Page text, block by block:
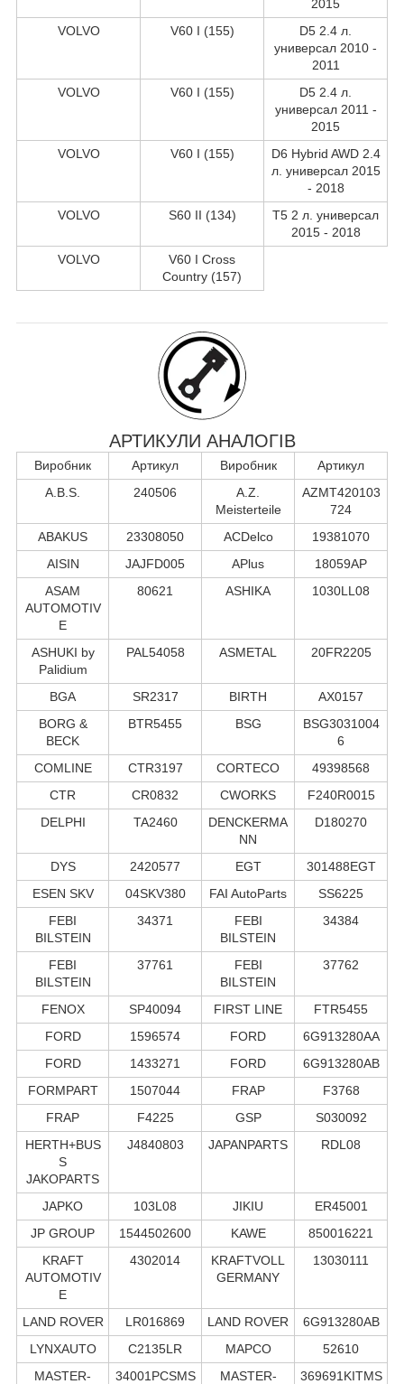
2015
VOLVO
V60 I (155)
D5 2.4 л.
универсал 2010 -
2011
VOLVO
V60 I (155)
D5 2.4 л.
универсал 2011 -
2015
VOLVO
V60 I (155)
D6 Hybrid AWD 2.4
л. универсал 2015
- 2018
VOLVO
S60 II (134)
T5 2 л. универсал
2015 - 2018
VOLVO
V60 I Cross
Country (157)
АРТИКУЛИ АНАЛОГІВ
Виробник Артикул Виробник
Артикул
A.B.S.
240506
A.Z.
Meisterteile
AZMT420103
724
ABAKUS
23308050 ACDelco
19381070
AISIN
JAJFD005 APlus
18059AP
ASAM
AUTOMOTIV
E
80621 ASHIKA 1030LL08
ASHUKI by
Palidium
PAL54058 ASMETAL 20FR2205
BGA SR2317 BIRTH
AX0157
BORG &
BECK
BTR5455 BSG
BSG3031004
6
COMLINE
CTR3197 CORTECO
49398568
CTR
CR0832 CWORKS
F240R0015
DELPHI
TA2460
DENCKERMA
NN
D180270
DYS 2420577 EGT
301488EGT
ESEN SKV
04SKV380 FAI AutoParts
SS6225
FEBI
BILSTEIN
34371
FEBI
BILSTEIN
34384
FEBI
BILSTEIN
37761
FEBI
BILSTEIN
37762
FENOX SP40094 FIRST LINE
FTR5455
FORD
1596574 FORD
6G913280AA
FORD
1433271 FORD
6G913280AB
FORMPART
1507044 FRAP
F3768
FRAP
F4225 GSP
S030092
HERTH+BUS
S
JAKOPARTS
J4840803 JAPANPARTS RDL08
JAPKO 103L08 JIKIU
ER45001
JP GROUP
1544502600 KAWE
850016221
KRAFT
AUTOMOTIV
E
4302014
KRAFTVOLL
GERMANY
13030111
LAND ROVER LR016869 LAND ROVER
6G913280AB
LYNXAUTO
C2135LR MAPCO
52610
MASTER-
34001PCSMS
MASTER-
369691KITMS